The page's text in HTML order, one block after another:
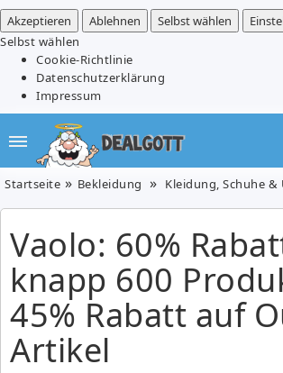
Akzeptieren
Ablehnen Selbst wählen
Selbst wählen
Cookie-Richtlinie
Datenschutzerklärung
Impressum
Startseite Bekleidung Kleidung, Schuhe &
Vaolo: 60%
knapp 600
45% Rabatt auf
Artikel